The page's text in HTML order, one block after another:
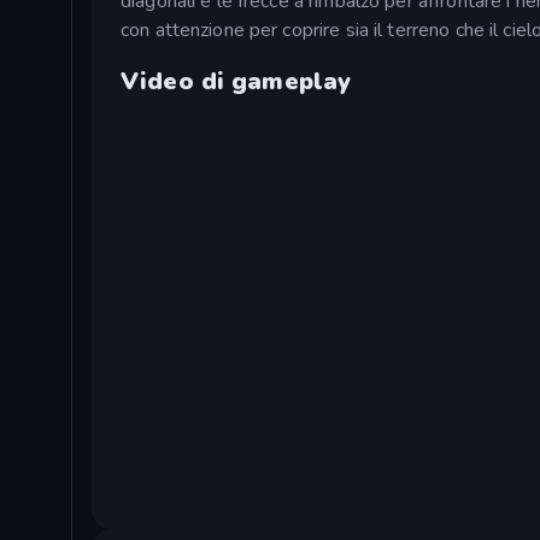
con attenzione per coprire sia il terreno che il
Video di gameplay